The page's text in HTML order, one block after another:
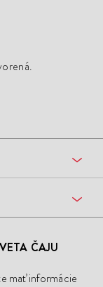
ČAJU
mať informácie